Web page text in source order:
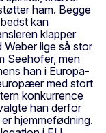
ham. Begge
kan
klapper
lige så stor
Seehofer, men
han i Europa-
med stort
konkurrence
han derfor
hjemmefødning.